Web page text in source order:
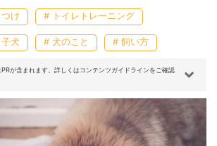
け # トイレトレーニング
犬 # 犬のこと # 飼い方
が含まれます。詳しくはコンテンツガイドラインをご確認